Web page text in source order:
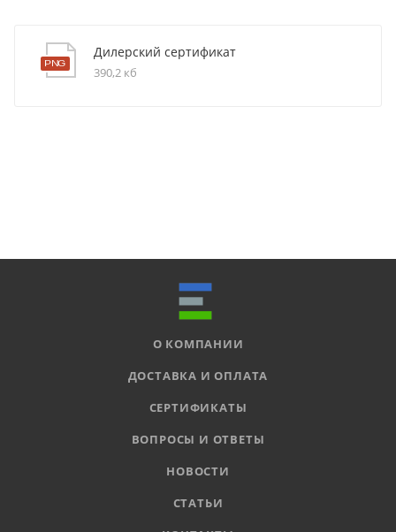
Дилерский сертификат
390,2 кб
О КОМПАНИИ
ДОСТАВКА И ОПЛАТА
СЕРТИФИКАТЫ
ВОПРОСЫ И ОТВЕТЫ
НОВОСТИ
СТАТЬИ